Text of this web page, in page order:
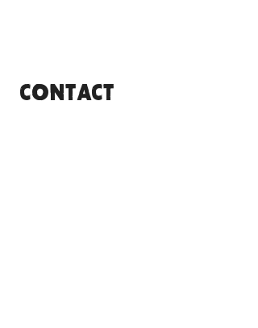
CONTACT